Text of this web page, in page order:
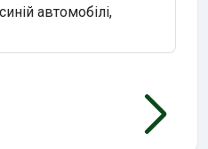
автомобілі,